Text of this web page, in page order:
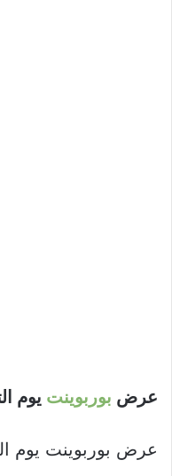
عرض بوربوينت يوم
عرض بوربوينت يوم